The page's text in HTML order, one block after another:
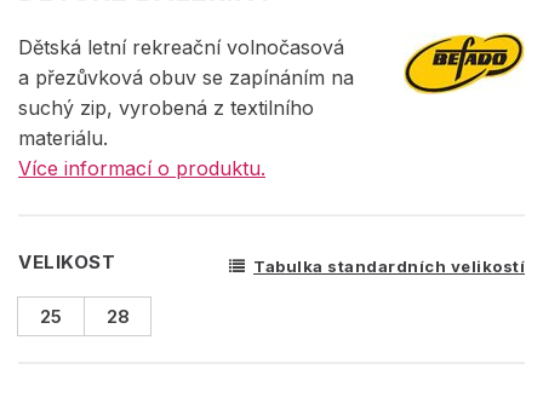
Dětská letní rekreační volnočasová
a přezůvková obuv se zapínáním na
suchý zip, vyrobená z textilního
materiálu.
Více informací o produktu.
VELIKOST Tabulka standardních velikostí
25 28